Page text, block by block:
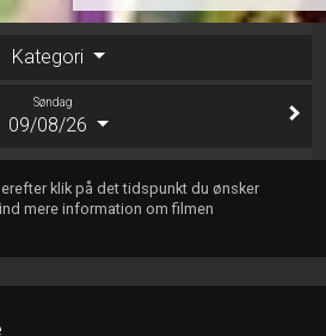
Kategori
Søndag
09/08/26
klik på det tidspunkt du ønsker
mere information om filmen